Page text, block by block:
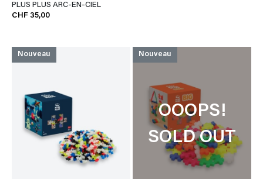
PLUS PLUS ARC-EN-CIEL
CHF 35,00
Nouveau
OOOPS!
SOLD OUT
Nouveau